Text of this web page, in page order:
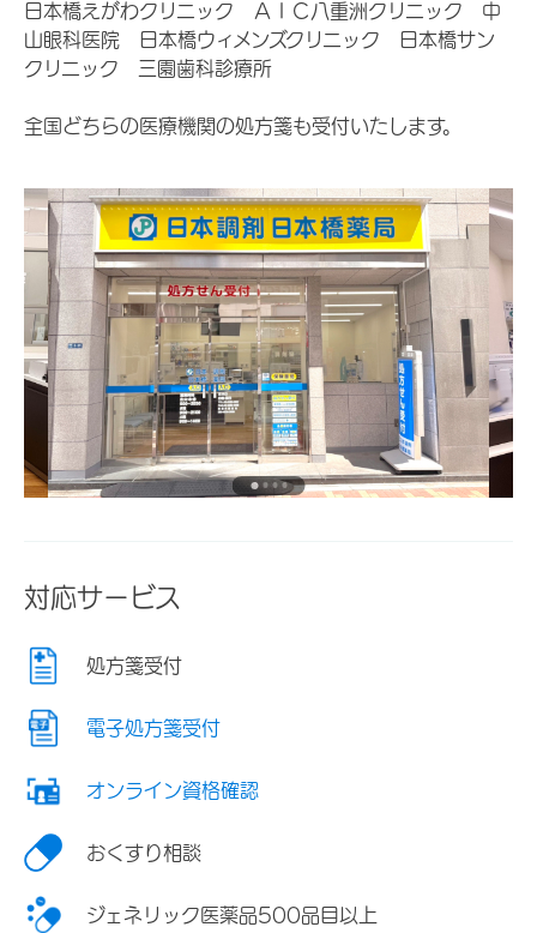
日本橋えがわクリニック ＡＩＣ八重洲クリニック 中
山眼科医院 日本橋ウィメンズクリニック 日本橋サン
クリニック 三園歯科診療所
全国どちらの医療機関の処方箋も受付いたします。
対応サービス
処方箋受付
電子処方箋受付
オンライン資格確認
おくすり相談
ジェネリック医薬品500品目以上